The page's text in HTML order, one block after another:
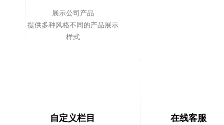
展示公司产品
提供多种风格不同的产品展示
样式
自定义栏目 在线客服